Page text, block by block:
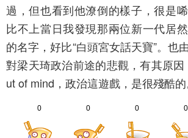
過，但也看到他潦倒的樣子，很是
比不上當日我發現那兩位新一代居
的名字，好比“白頭宮女話天寶”。也
對梁天琦政治前途的悲觀，有其原
ut of mind，政治這遊戲，是很殘酷的
0 0 0 0